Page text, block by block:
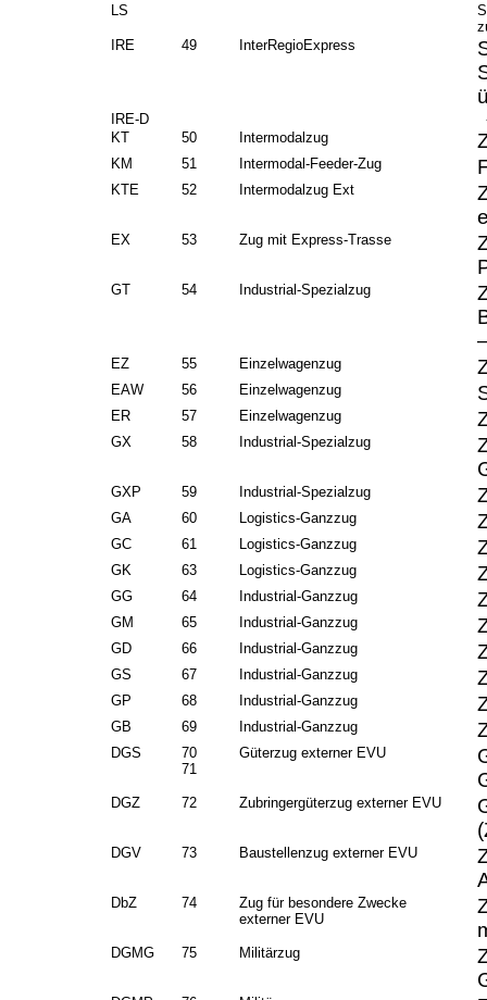
LS
IRE
49 InterRegioExpress
IRE-D
KT
50 Intermodalzug
KM 51 Intermodal-Feeder-Zug
KTE 52 Intermodalzug Ext
EX 53 Zug mit Express-Trasse
GT 54 Industrial-Spezialzug
EZ 55 Einzelwagenzug
EAW 56 Einzelwagenzug
ER 57 Einzelwagenzug
GX 58 Industrial-Spezialzug
GXP 59 Industrial-Spezialzug
GA 60 Logistics-Ganzzug
GC 61 Logistics-Ganzzug
GK 63 Logistics-Ganzzug
GG 64 Industrial-Ganzzug
GM 65 Industrial-Ganzzug
GD 66 Industrial-Ganzzug
GS 67 Industrial-Ganzzug
GP 68 Industrial-Ganzzug
GB 69 Industrial-Ganzzug
DGS
70
71
Güterzug externer EVU
DGZ 72 Zubringergüterzug externer EVU
DGV 73 Baustellenzug externer EVU
DbZ 74
Zug für besondere Zwecke
externer EVU
DGMG 75 Militärzug